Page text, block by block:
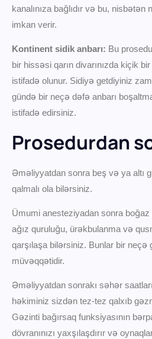
kanalınıza bağlıdır və bu,
imkan verir.
Kontinent sidik anbarı: Bu
bir hissəsi qarın divarınızda kiçik
istifadə olunur. Sidiyə getdiyiniz
gündə bir neçə dəfə anbarı
istifadə edirsiniz.
Prosedurdan
Əməliyyatdan sonra beş və ya altı
qalmalı ola bilərsiniz.
Ümumi anesteziyadan sonra boğaz
ağız quruluğu, ürəkbulanma və
qarşılaşa bilərsiniz. Bunlar bir neçə
müvəqqətidir.
Əməliyyatdan sonrakı səhər
həkiminiz sizdən tez-tez qalxıb
Gəzinti bağırsaq funksiyasının
dövranınızı yaxşılaşdırır və